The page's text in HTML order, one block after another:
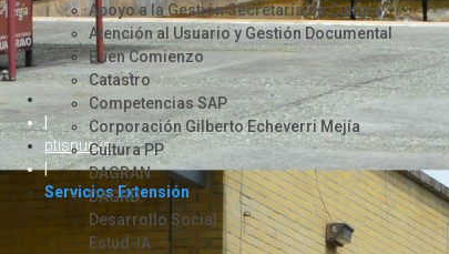
Apoyo a la Gestión Secretaría de Cultura
Atención al Usuario y Gestión Documental
Buen Comienzo
Catastro
Competencias SAP
Corporación Gilberto Echeverri Mejía
Cultura PP
DAGRAN
DAGRD
Desarrollo Social
Estud-IA
|
ptisnueva
|
Servicios Extensión